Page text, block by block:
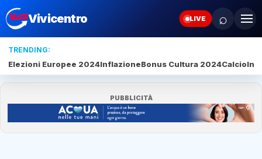
Vivicentro LIVE ⌕
TRENDING:
Elezioni Europee 2024InflazioneBonus Cultura 2024Calcio
PUBBLICITÀ